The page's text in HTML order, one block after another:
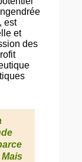
est
et
des